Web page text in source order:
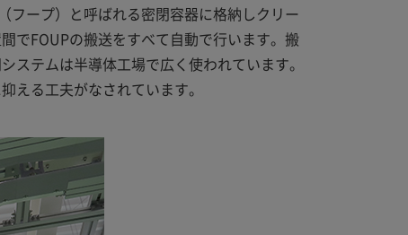
フープ）と呼ばれる密閉容器に格納しクリー
でFOUPの搬送をすべて自動で行います。搬
テムは半導体工場で広く使われています。
える工夫がなされています。